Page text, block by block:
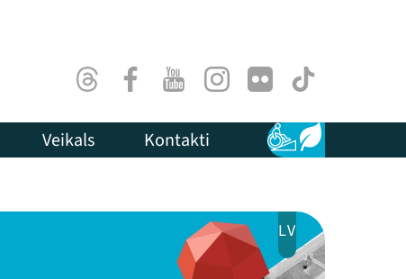
ThreadsFacebookYoutubeInstagram
Flick TikTok
Veikals Kontakti Pieejamība
Ilgtspēja
LV